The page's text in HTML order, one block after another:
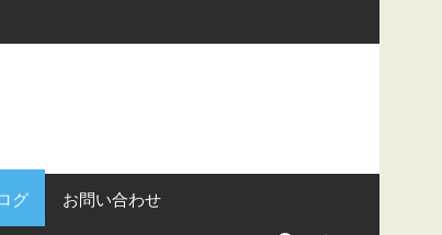
グ お問い合わせ